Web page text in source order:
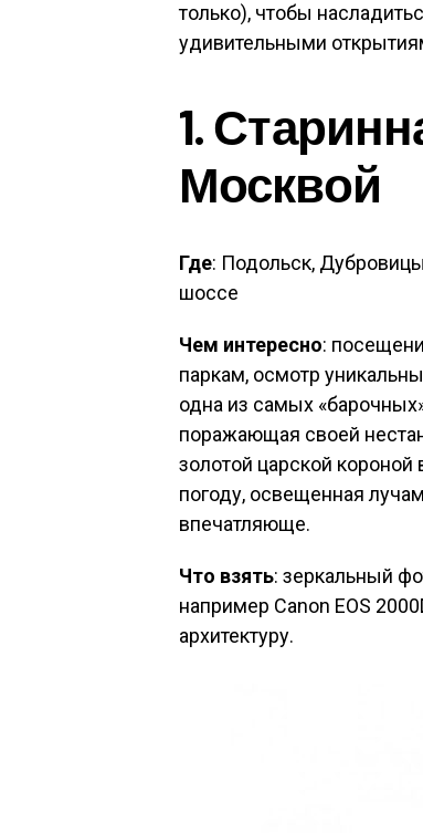
только), чтобы
удивительными
1.
Москвой
Где: Подольск,
шоссе
Чем интересно:
паркам, осмотр
одна из самых
поражающая своей
золотой царской
погоду, освещенная
впечатляюще.
Что взять: зеркальный
например Canon EOS
архитектуру.